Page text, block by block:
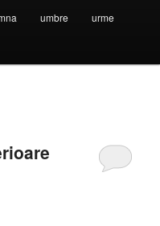
umbre urme